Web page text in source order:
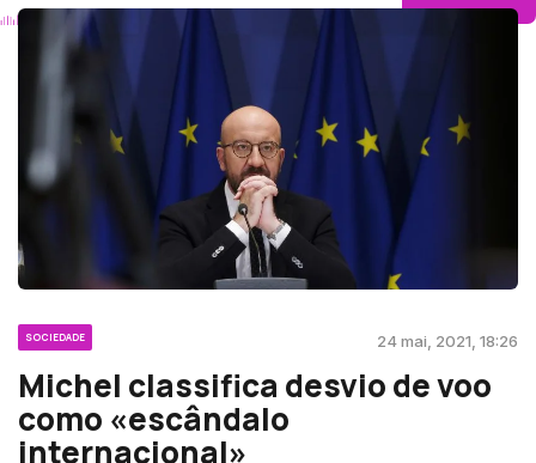
SOCIEDADE 24 mai, 2021, 18:26
Michel classifica desvio de voo
como «escândalo
internacional»